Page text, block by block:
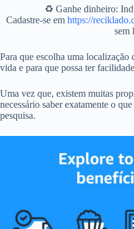
♻️ Ganhe dinheiro:
Cadastre-se em https://
sem
Para que escolha uma
vida e para que possa ter
Uma vez que, existem muitas
necessário saber exatamente o
pesquisa.